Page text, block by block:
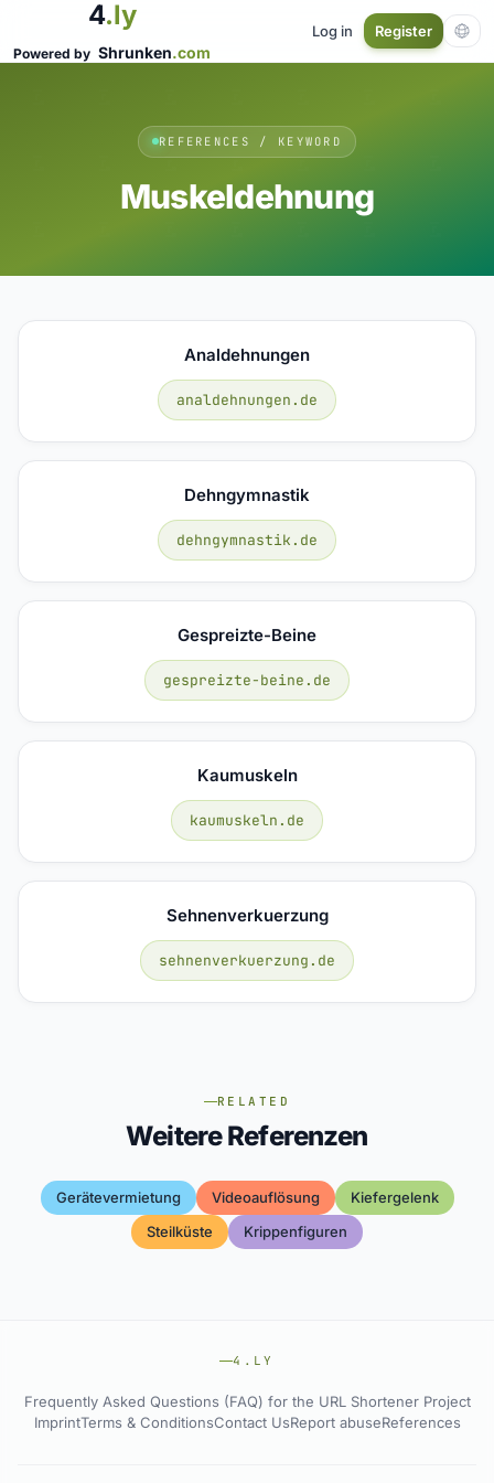
4.ly
Powered by Shrunken.com
Log in Register
REFERENCES / KEYWORD
Muskeldehnung
Analdehnungen
analdehnungen.de
Dehngymnastik
dehngymnastik.de
Gespreizte-Beine
gespreizte-beine.de
Kaumuskeln
kaumuskeln.de
Sehnenverkuerzung
sehnenverkuerzung.de
RELATED
Weitere Referenzen
Gerätevermietung Videoauflösung
Kiefergelenk
Steilküste
Krippenfiguren
4.LY
Frequently Asked Questions (FAQ) for the URL Shortener Project
ImprintTerms & ConditionsContact UsReport abuseReferences